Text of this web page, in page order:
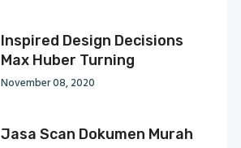
Inspired Design Decisions
Max Huber Turning
November 08, 2020
Jasa Scan Dokumen Murah